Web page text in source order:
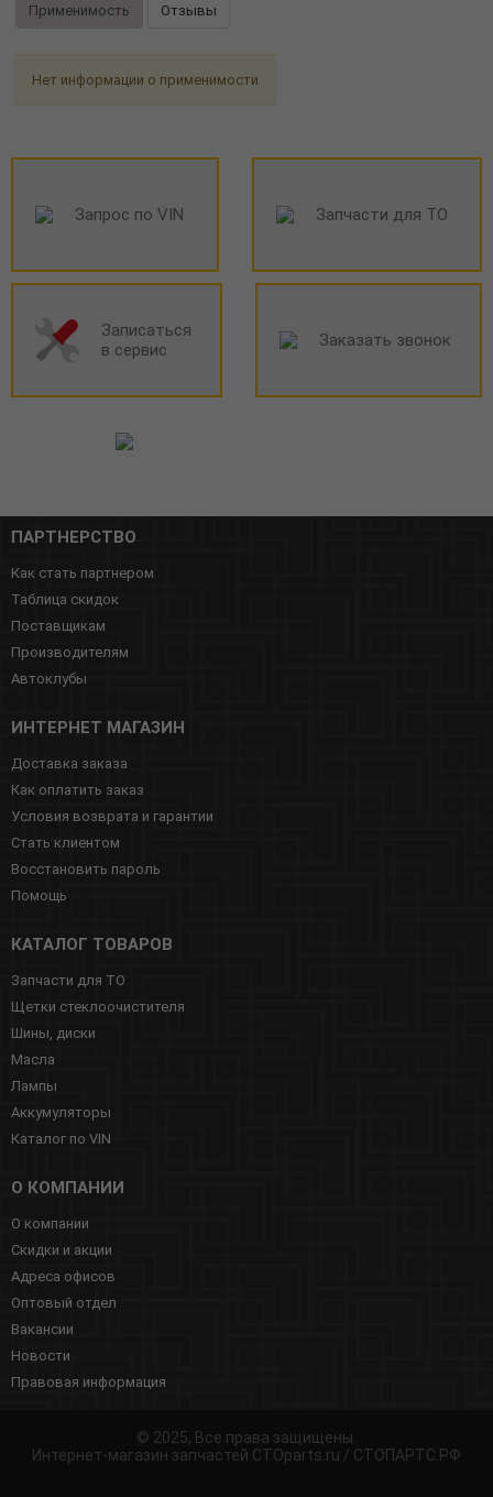
Применимость Отзывы
Нет информации о применимости
Запрос по VIN Запчасти для ТО
Записаться
в сервис
Заказать звонок
ПАРТНЕРСТВО
Как стать партнером
Таблица скидок
Поставщикам
Производителям
Автоклубы
ИНТЕРНЕТ МАГАЗИН
Доставка заказа
Как оплатить заказ
Условия возврата и гарантии
Стать клиентом
Восстановить пароль
Помощь
КАТАЛОГ ТОВАРОВ
Запчасти для ТО
Щетки стеклоочистителя
Шины, диски
Масла
Лампы
Аккумуляторы
Каталог по VIN
О КОМПАНИИ
О компании
Скидки и акции
Адреса офисов
Оптовый отдел
Вакансии
Новости
Правовая информация
© 2025, Все права защищены.
Интернет-магазин запчастей CTOparts.ru / СТОПАРТС.РФ